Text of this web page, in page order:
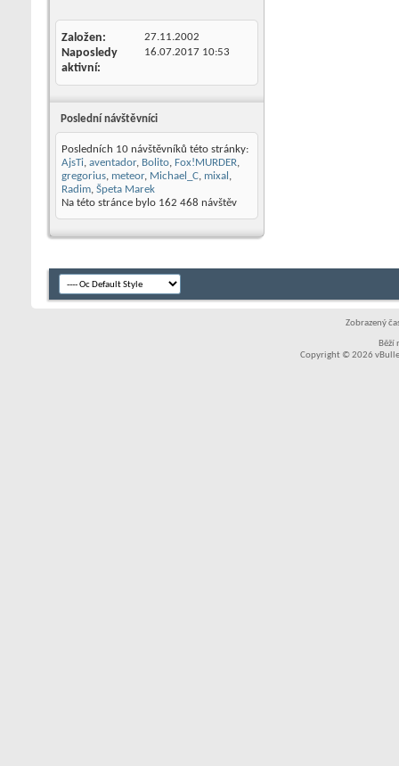
Založen 27.11.2002
Naposledy
aktivní
16.07.2017 10:53
Poslední návštěvníci
Posledních 10 návštěvníků této stránky:
AjsTi, aventador, Bolito, Fox!MURDER,
gregorius, meteor, Michael_C, mixal ,
Radim, Špeta Marek
Na této stránce bylo 162 468 návštěv
Zobrazený
Běží
Copyright © 2026